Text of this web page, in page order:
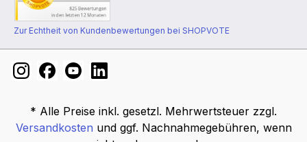
Zur Echtheit von Kundenbewertungen bei SHOPVOTE
* Alle Preise inkl. gesetzl. Mehrwertsteuer zzgl.
Versandkosten und ggf. Nachnahmegebühren, wenn